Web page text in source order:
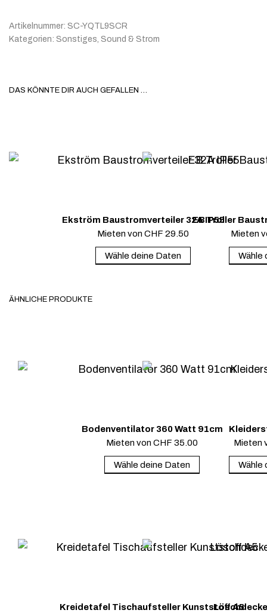
Artikelnummer: SC-YQTL9SCR
Kategorien: Sonstiges, Sound & Strom
DAS KÖNNTE DIR AUCH GEFALLEN …
Ekström Baustromverteiler 32A IP55
Mieten von CHF 29.50
Wähle deine Daten
EB Troller
Mieten
Wähle
ÄHNLICHE PRODUKTE
Bodenventilator 360 Watt 91cm
Mieten von CHF 35.00
Wähle deine Daten
Mieten
Wähle
Kreidetafel Tischaufsteller Kunststoff A5